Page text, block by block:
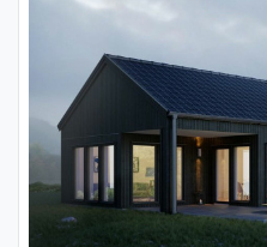
och stora sällskapsytor med
köksö. Välj till en braskamin
säsonger! Är ni en mindre
sovrum till förvaringsyta.
uteplatsen och dessutom
Detta är ett imponerande